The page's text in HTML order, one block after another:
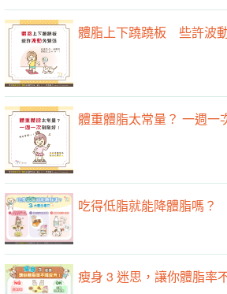
體脂上下蹺蹺板 些許波
體重體脂太常量？ 一週一
吃得低脂就能降體脂嗎？
瘦身 3 迷思，讓你體脂率